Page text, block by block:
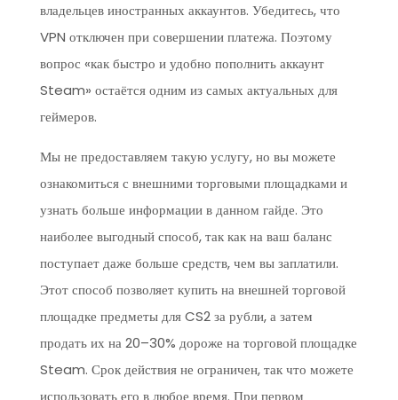
владельцев иностранных аккаунтов. Убедитесь, что
VPN отключен при совершении платежа. Поэтому
вопрос «как быстро и удобно пополнить аккаунт
Steam» остаётся одним из самых актуальных для
геймеров.
Мы не предоставляем такую услугу, но вы можете
ознакомиться с внешними торговыми площадками и
узнать больше информации в данном гайде. Это
наиболее выгодный способ, так как на ваш баланс
поступает даже больше средств, чем вы заплатили.
Этот способ позволяет купить на внешней торговой
площадке предметы для CS2 за рубли, а затем
продать их на 20–30% дороже на торговой площадке
Steam. Срок действия не ограничен, так что можете
использовать его в любое время. При первом